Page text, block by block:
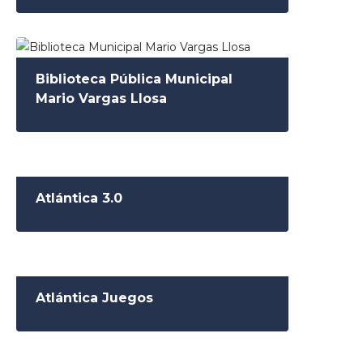
Biblioteca Pública Municipal
Mario Vargas Llosa
Atlántica 3.0
Atlántica Juegos